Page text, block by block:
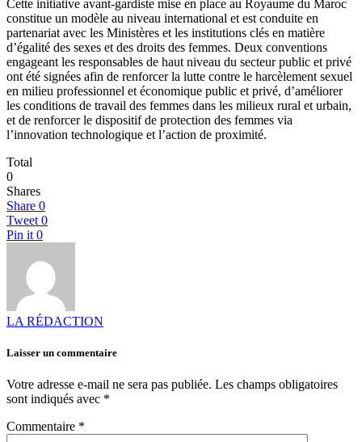
Cette initiative avant-gardiste mise en place au Royaume du Maroc
constitue un modèle au niveau international et est conduite en
partenariat avec les Ministères et les institutions clés en matière
d’égalité des sexes et des droits des femmes. Deux conventions
engageant les responsables de haut niveau du secteur public et privé
ont été signées afin de renforcer la lutte contre le harcèlement sexuel
en milieu professionnel et économique public et privé, d’améliorer
les conditions de travail des femmes dans les milieux rural et urbain,
et de renforcer le dispositif de protection des femmes via
l’innovation technologique et l’action de proximité.
Total
0
Shares
Share 0
Tweet 0
Pin it 0
LA RÉDACTION
Laisser un commentaire
Votre adresse e-mail ne sera pas publiée. Les champs obligatoires
sont indiqués avec *
Commentaire *